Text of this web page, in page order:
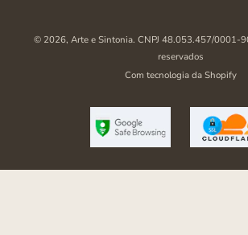
© 2026, Arte e Sintonia. CNPJ 48.053.457/0001-
reservados
Com tecnologia da Shopify